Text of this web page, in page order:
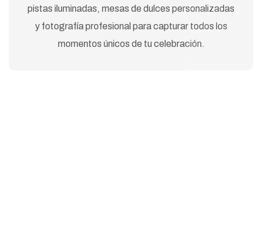
pistas iluminadas, mesas de dulces personalizadas
y fotografía profesional para capturar todos los
momentos únicos de tu celebración.